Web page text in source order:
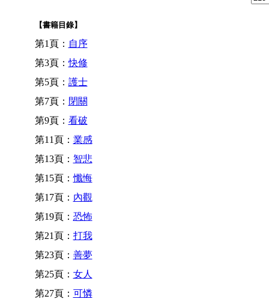
【書籍目錄】
第1頁： 自序
第3頁：快修
第5頁： 護士
第7頁： 閉關
第9頁： 看破
第11頁： 業感
第13頁： 智悲
第15頁：懺悔
第17頁： 內觀
第19頁： 恐怖
第21頁： 打我
第23頁： 善夢
第25頁： 女人
第27頁： 可憐